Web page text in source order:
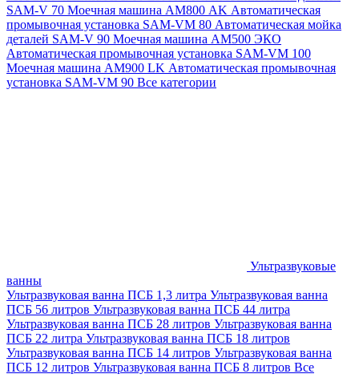
SAM-V 70 Моечная машина АМ800 AK Автоматическая
промывочная установка SAM-VM 80 Автоматическая мойка
деталей SAM-V 90 Моечная машина АМ500 ЭКО
Автоматическая промывочная установка SAM-VM 100
Моечная машина AM900 LK Автоматическая промывочная
установка SAM-VM 90 Все категории
Ультразвуковые
ванны
Ультразвуковая ванна ПСБ 1,3 литра Ультразвуковая ванна
ПСБ 56 литров Ультразвуковая ванна ПСБ 44 литра
Ультразвуковая ванна ПСБ 28 литров Ультразвуковая ванна
ПСБ 22 литра Ультразвуковая ванна ПСБ 18 литров
Ультразвуковая ванна ПСБ 14 литров Ультразвуковая ванна
ПСБ 12 литров Ультразвуковая ванна ПСБ 8 литров Все